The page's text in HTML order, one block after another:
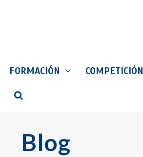
FORMACIÓN COMPETICIÓN
Blog